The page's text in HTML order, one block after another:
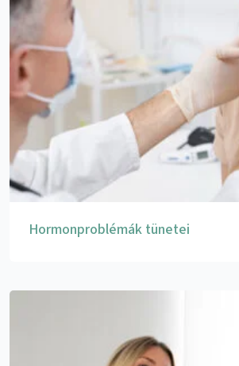
Hormonproblémák tünetei